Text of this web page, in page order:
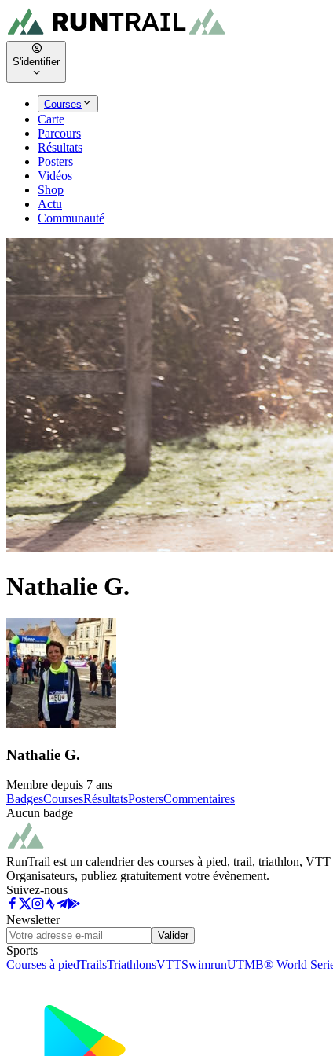
S'identifier
Courses
Carte
Parcours
Résultats
Posters
Vidéos
Shop
Actu
Communauté
Nathalie G.
Nathalie G.
Membre depuis 7 ans
BadgesCoursesRésultatsPostersCommentaires
Aucun badge
RunTrail est un calendrier des courses à pied, trail, triathlon,
Organisateurs, publiez gratuitement votre évènement.
Suivez-nous
Newsletter
Valider
Sports
Courses à piedTrailsTriathlonsVTTSwimrunUTMB® World